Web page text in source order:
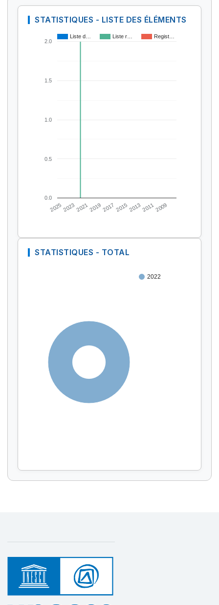
Affichage par
STATISTIQUES - LISTE DES ÉLÉMENTS
Liste d… Liste r… Regist…
20252023202120192017 2015201320112009
0.0
0.5
1.0
1.5
2.0
STATISTIQUES - TOTAL
2022